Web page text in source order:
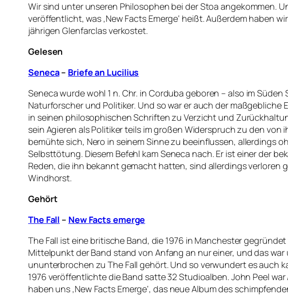
Wir sind unter unseren Philosophen bei der Stoa angekommen.
veröffentlicht, was ‚New Facts Emerge‘ heißt. Außerdem haben
jährigen Glenfarclas verkostet.
Gelesen
Seneca– Briefe an Lucilius
Seneca wurde wohl 1 n. Chr. in Corduba geboren – also im
Naturforscher und Politiker. Und so war er auch der maßgebliche
in seinen philosophischen Schriften zu Verzicht und
sein Agieren als Politiker teils im großen Widerspruch zu den
bemühte sich, Nero in seinem Sinne zu beeinflussen, allerdings
Selbsttötung. Diesem Befehl kam Seneca nach. Er ist einer der
Reden, die ihn bekannt gemacht hatten, sind allerdings verloren
Windhorst.
Gehört
The Fall – New Facts emerge
The Fall ist eine britische Band, die 1976 in Manchester
Mittelpunkt der Band stand von Anfang an nur einer, und das
ununterbrochen zu The Fall gehört. Und so verwundert es auch
1976 veröffentlichte die Band satte 32 Studioalben. John Peel
haben uns ‚New Facts Emerge‘, das neue Album des